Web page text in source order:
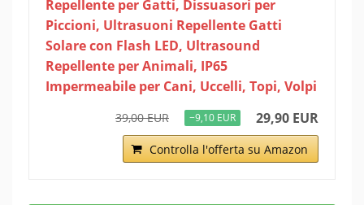
Repellente per Gatti, Dissuasori per
Piccioni, Ultrasuoni Repellente Gatti
Solare con Flash LED, Ultrasound
Repellente per Animali, IP65
Impermeabile per Cani, Uccelli, Topi, Volpi
39,00 EUR −9,10 EUR 29,90 EUR
Controlla l'offerta su Amazon